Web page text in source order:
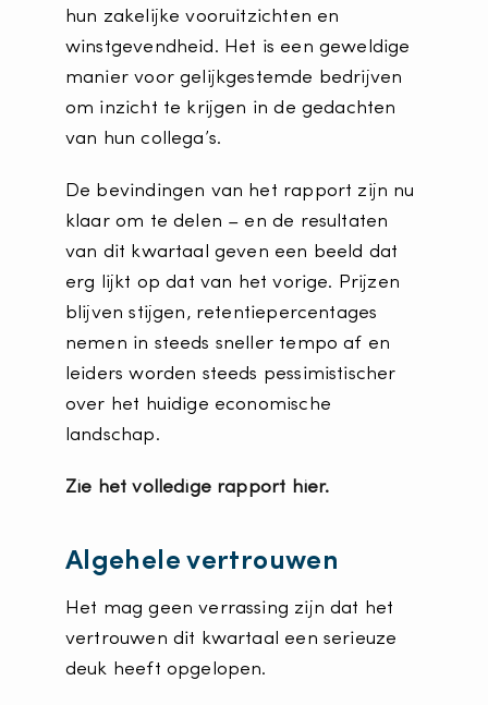
hun zakelijke vooruitzichten en
winstgevendheid. Het is een geweldige
manier voor gelijkgestemde bedrijven
om inzicht te krijgen in de gedachten
van hun collega’s.
De bevindingen van het rapport zijn nu
klaar om te delen – en de resultaten
van dit kwartaal geven een beeld dat
erg lijkt op dat van het vorige. Prijzen
blijven stijgen, retentiepercentages
nemen in steeds sneller tempo af en
leiders worden steeds pessimistischer
over het huidige economische
landschap.
Zie het volledige rapport hier.
Algehele vertrouwen
Het mag geen verrassing zijn dat het
vertrouwen dit kwartaal een serieuze
deuk heeft opgelopen.